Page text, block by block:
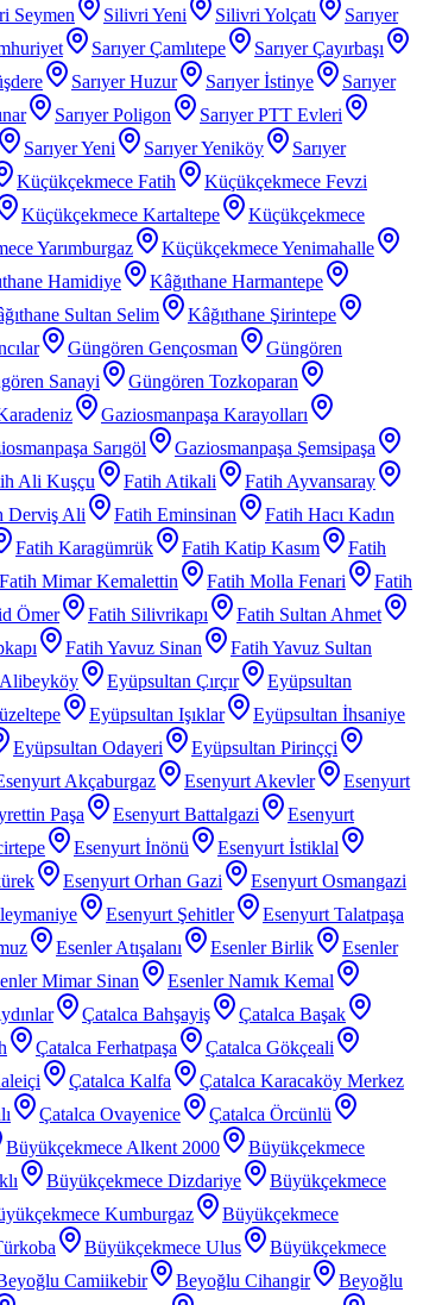
Seymen Silivri Yeni Silivri Yolçatı
Sarıyer
Sarıyer Çamlıtepe
Sarıyer Çayırbaşı
Sarıyer Huzur Sarıyer İstinye
Sarıyer
Sarıyer Poligon
Sarıyer PTT Evleri
Sarıyer Yeni Sarıyer Yeniköy
Sarıyer
Küçükçekmece Fatih
Küçükçekmece Fevzi
Küçükçekmece Kartaltepe
Küçükçekmece
Yarımburgaz
Küçükçekmece Yenimahalle
Hamidiye
Kâğıthane Harmantepe
Sultan Selim
Kâğıthane Şirintepe
Güngören Gençosman
Güngören
Sanayi
Güngören Tozkoparan
Gaziosmanpaşa Karayolları
Sarıgöl
Gaziosmanpaşa Şemsipaşa
Ali Kuşçu Fatih Atikali
Fatih Ayvansaray
Derviş Ali Fatih Eminsinan
Fatih Hacı Kadın
Fatih Karagümrük Fatih Katip Kasım
Fatih
Fatih Mimar Kemalettin Fatih Molla Fenari
Fatih
Ömer Fatih Silivrikapı
Fatih Sultan Ahmet
Fatih Yavuz Sinan
Fatih Yavuz Sultan
Eyüpsultan Çırçır
Eyüpsultan
Eyüpsultan Işıklar
Eyüpsultan İhsaniye
Eyüpsultan Odayeri
Eyüpsultan Pirinççi
Akçaburgaz Esenyurt Akevler
Esenyurt
Paşa Esenyurt Battalgazi
Esenyurt
Esenyurt İnönü
Esenyurt İstiklal
Esenyurt Orhan Gazi
Esenyurt Osmangazi
Esenyurt Şehitler
Esenyurt Talatpaşa
Esenler Atışalanı Esenler Birlik
Esenler
Mimar Sinan
Esenler Namık Kemal
Çatalca Bahşayiş
Çatalca Başak
Çatalca Ferhatpaşa
Çatalca Gökçeali
Çatalca Kalfa
Çatalca Karacaköy Merkez
Çatalca Ovayenice
Çatalca Örcünlü
Büyükçekmece Alkent 2000
Büyükçekmece
Büyükçekmece Dizdariye
Büyükçekmece
Kumburgaz
Büyükçekmece
Büyükçekmece Ulus
Büyükçekmece
Camiikebir Beyoğlu Cihangir
Beyoğlu